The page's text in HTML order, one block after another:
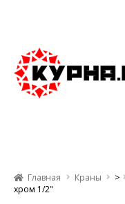
Перейти
к
навигации
Перейти
к
содержимому
Производство
Главная Краны >
хром 1/2"